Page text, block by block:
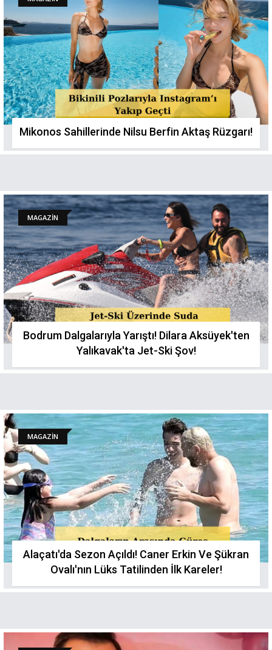
Mikonos Sahillerinde Nilsu Berfin Aktaş Rüzgarı!
MAGAZİN
Bodrum Dalgalarıyla Yarıştı! Dilara Aksüyek'ten
Yalıkavak'ta Jet-Ski Şоv!
MAGAZİN
Alaçatı'da Sezon Açıldı! Caner Erkin Ve Şükran
Ovalı'nın Lüks Tatilinden İlk Kareler!